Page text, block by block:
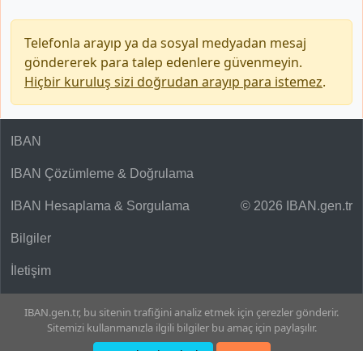
Telefonla arayıp ya da sosyal medyadan mesaj
göndererek para talep edenlere güvenmeyin.
Hiçbir kuruluş sizi doğrudan arayıp para istemez.
© 2026 IBAN.gen.tr
IBAN
IBAN Çözümleme & Doğrulama
IBAN Hesaplama & Sorgulama
Bilgiler
İletişim
IBAN.gen.tr, bu sitenin trafiğini analiz etmek için çerezler gönderir.
Sitemizi kullanmanızla ilgili bilgiler bu amaç için paylaşılır.